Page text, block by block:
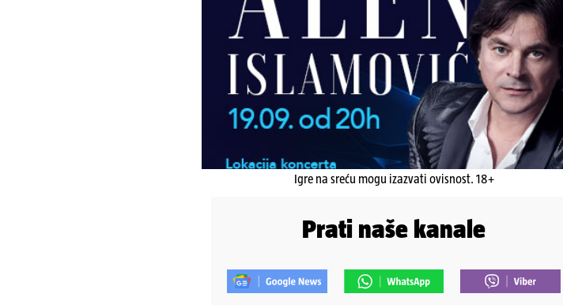
Igre na sreću mogu izazvati ovisnost. 18+
Prati naše kanale